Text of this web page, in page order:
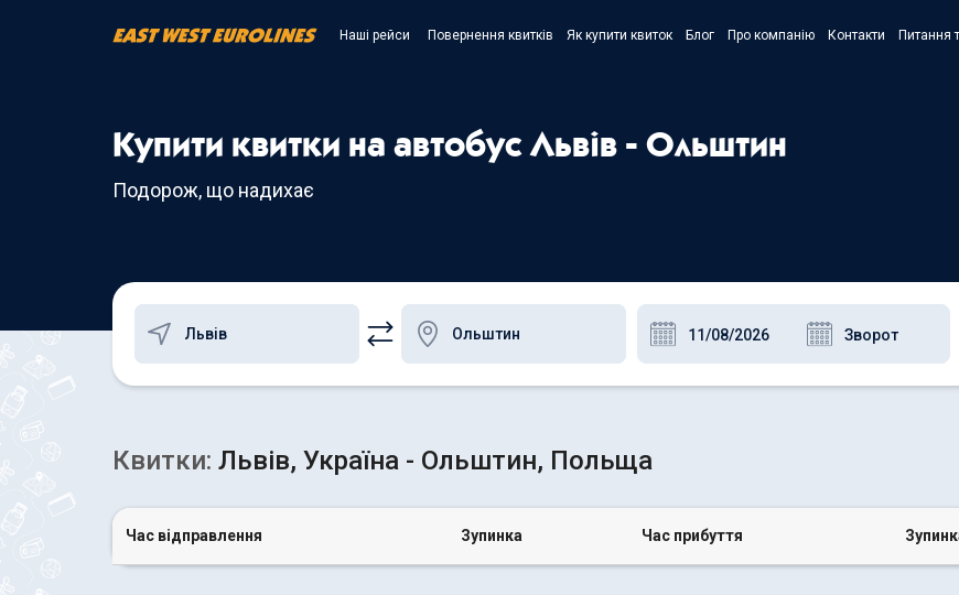
Наші рейси Повернення квитків Як купити квиток Блог Про компанію Контакти Питання
Купити квитки на автобус Львів - Ольштин
Подорож, що надихає
Квитки: Львів, Україна - Ольштин, Польща
Час відправлення Зупинка Час прибуття